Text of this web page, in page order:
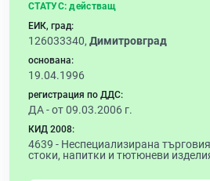
СТАТУС: действащ
ЕИК, град:
126033340, Димитровград
основана:
19.04.1996
регистрация по ДДС:
ДА - от 09.03.2006 г.
КИД 2008:
4639 - Неспециализирана
стоки, напитки и тютюневи